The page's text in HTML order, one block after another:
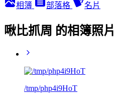
相簿 部落格 名片
啾比抓周 的相簿照片
/tmp/php4i9HoT